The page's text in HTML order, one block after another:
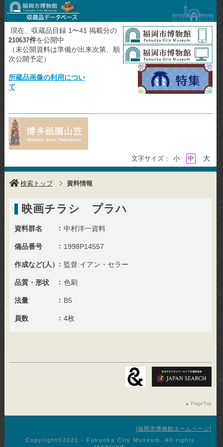
現在、収蔵品目録 1〜41 掲載分の
210637件を公開中
（未公開資料は準備が出来次第、順
次公開予定）
所蔵品画像の利用につい
て
文字サイズ： 小 中 大
検索トップ 資料情報
映画チラシ プラハ
資料群名 中村洋一資料
備品番号 1998P14557
作成など(人） 監督:イアン・セラー
品質・形状 色刷
法量 B5
員数 4枚
PageTop
福岡市博物館ホームページ
Copyright©︎2021 - Fukuoka City Museum. All rights